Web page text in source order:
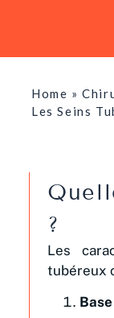
Home »
Les Seins
?
Les
tubéreux